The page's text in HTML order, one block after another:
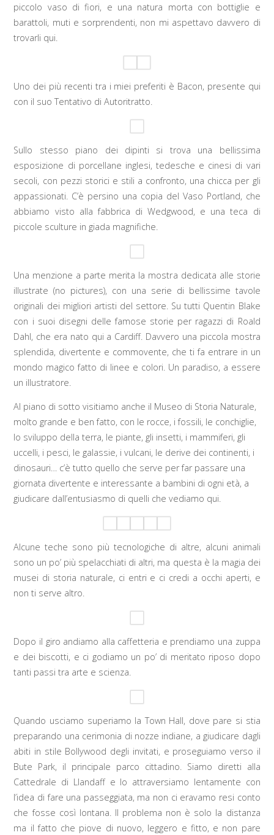
piccolo vaso di fiori, e una natura morta con bottiglie e
barattoli, muti e sorprendenti, non mi aspettavo davvero di
trovarli qui.
Uno dei più recenti tra i miei preferiti è Bacon, presente qui
con il suo Tentativo di Autoritratto.
Sullo stesso piano dei dipinti si trova una bellissima
esposizione di porcellane inglesi, tedesche e cinesi di vari
secoli, con pezzi storici e stili a confronto, una chicca per gli
appassionati. C’è persino una copia del Vaso Portland, che
abbiamo visto alla fabbrica di Wedgwood, e una teca di
piccole sculture in giada magnifiche.
Una menzione a parte merita la mostra dedicata alle storie
illustrate (no pictures), con una serie di bellissime tavole
originali dei migliori artisti del settore. Su tutti Quentin Blake
con i suoi disegni delle famose storie per ragazzi di Roald
Dahl, che era nato qui a Cardiff. Davvero una piccola mostra
splendida, divertente e commovente, che ti fa entrare in un
mondo magico fatto di linee e colori. Un paradiso, a essere
un illustratore.
Al piano di sotto visitiamo anche il Museo di Storia Naturale,
molto grande e ben fatto, con le rocce, i fossili, le conchiglie,
lo sviluppo della terra, le piante, gli insetti, i mammiferi, gli
uccelli, i pesci, le galassie, i vulcani, le derive dei continenti, i
dinosauri… c’è tutto quello che serve per far passare una
giornata divertente e interessante a bambini di ogni età, a
giudicare dall’entusiasmo di quelli che vediamo qui.
Alcune teche sono più tecnologiche di altre, alcuni animali
sono un po’ più spelacchiati di altri, ma questa è la magia dei
musei di storia naturale, ci entri e ci credi a occhi aperti, e
non ti serve altro.
Dopo il giro andiamo alla caffetteria e prendiamo una zuppa
e dei biscotti, e ci godiamo un po’ di meritato riposo dopo
tanti passi tra arte e scienza.
Quando usciamo superiamo la Town Hall, dove pare si stia
preparando una cerimonia di nozze indiane, a giudicare dagli
abiti in stile Bollywood degli invitati, e proseguiamo verso il
Bute Park, il principale parco cittadino. Siamo diretti alla
Cattedrale di Llandaff e lo attraversiamo lentamente con
l’idea di fare una passeggiata, ma non ci eravamo resi conto
che fosse così lontana. Il problema non è solo la distanza
ma il fatto che piove di nuovo, leggero e fitto, e non pare